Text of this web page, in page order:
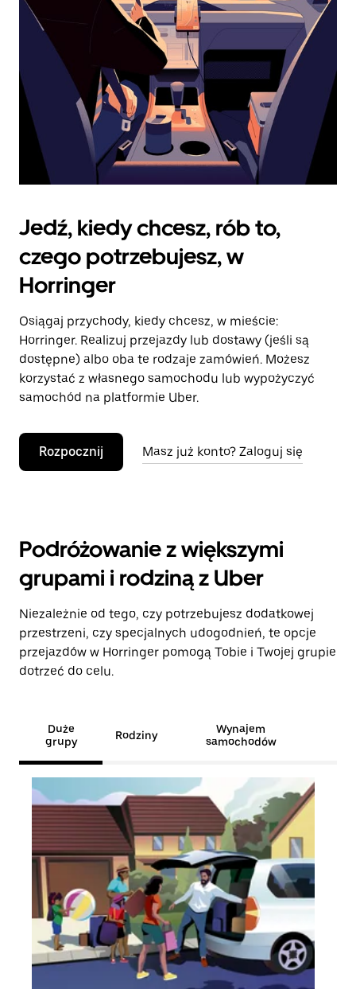
kalendarz.
Jedź, kiedy chcesz, rób to,
czego potrzebujesz, w
Horringer
Osiągaj przychody, kiedy chcesz, w mieście:
Horringer. Realizuj przejazdy lub dostawy (jeśli są
dostępne) albo oba te rodzaje zamówień. Możesz
korzystać z własnego samochodu lub wypożyczyć
samochód na platformie Uber.
Rozpocznij Masz już konto? Zaloguj się
Podróżowanie z większymi
grupami i rodziną z Uber
Niezależnie od tego, czy potrzebujesz dodatkowej
przestrzeni, czy specjalnych udogodnień, te opcje
przejazdów w Horringer pomogą Tobie i Twojej grupie
dotrzeć do celu.
Duże
grupy
Rodziny
Wynajem
samochodów